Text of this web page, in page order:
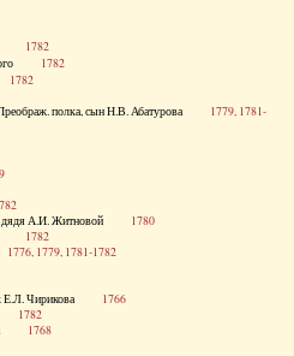
1782
1782
1782
Преображ. полка, сын Н.В. Абатурова 1779, 1781-
дядя А.И. Житновой 1780
1782
1776, 1779, 1781-1782
Е.Л. Чирикова 1766
1782
1768